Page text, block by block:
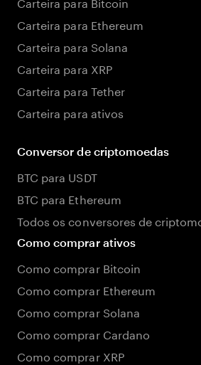
Carteira para Ethereum
Carteira para Solana
Carteira para XRP
Carteira para Tether
Carteira para ativos
Conversor de criptomoedas
BTC para USDT
BTC para Ethereum
Todos os conversores de
Como comprar ativos
Como comprar Bitcoin
Como comprar Ethereum
Como comprar Solana
Como comprar Cardano
Como comprar XRP